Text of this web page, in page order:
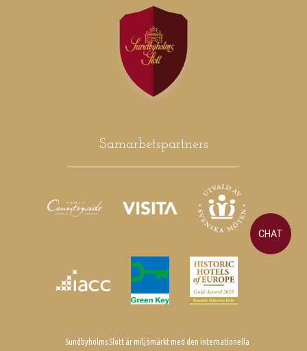
Samarbetspartners
Sundbyholms Slott är miljömärkt med den internationella
CHAT